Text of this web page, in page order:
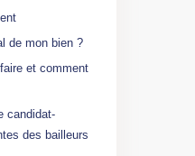
de mon bien ?
et comment
candidat-
des bailleurs